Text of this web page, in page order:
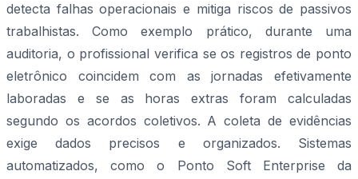
detecta falhas operacionais e mitiga riscos de passivos
trabalhistas. Como exemplo prático, durante uma
auditoria, o profissional verifica se os registros de ponto
eletrônico coincidem com as jornadas efetivamente
laboradas e se as horas extras foram calculadas
segundo os acordos coletivos. A coleta de evidências
exige dados precisos e organizados. Sistemas
automatizados, como o Ponto Soft Enterprise da